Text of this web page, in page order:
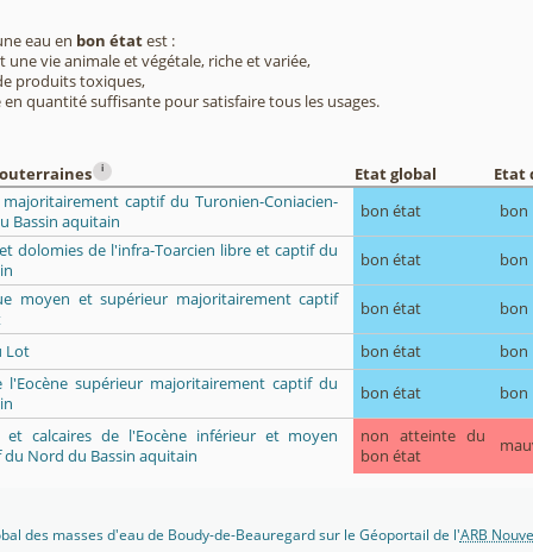
eau en bon étatest :
une vie animale et végétale, riche et variée,
produits toxiques,
quantité suffisante pour satisfaire tous les usages.
i Etat global
Etat
captif du Turonien-Coniacien-
Bassin aquitain
bon état
bon
et dolomies de l'infra-Toarcien libre et captif du
bon état
bon
moyen et supérieur majoritairement captif
bon état bon
Lot bon état
bon
l'Eocène supérieur majoritairement captif du
bon état bon
et calcaires de l'Eocène inférieur et moyen
Nord du Bassin aquitain
non atteinte du
bon état
des masses d'eau de Boudy-de-Beauregard sur le Géoportail de l'ARB